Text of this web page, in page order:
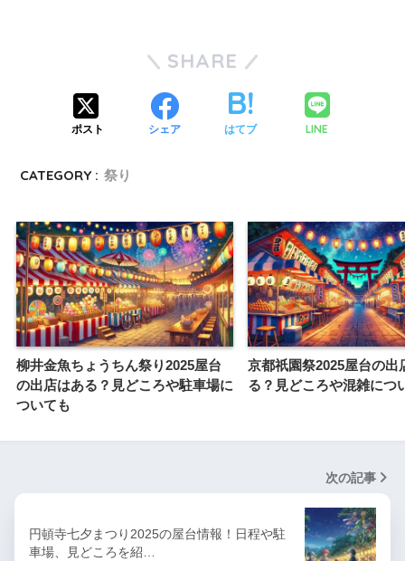
SHARE
ポスト シェア はてブ LINE
CATEGORY : 祭り
柳井金魚ちょうちん祭り2025屋台
の出店はある？見どころや駐車場に
ついても
京都祇園祭2025屋台の出
る？見どころや混雑につ
次の記事
円頓寺七夕まつり2025の屋台情報！日程や駐
車場、見どころを紹…